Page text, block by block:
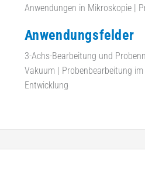
Anwendungen in Mikroskopie |
Anwendungsfelder
3-Achs-Bearbeitung und
Vakuum | Probenbearbeitung
Entwicklung